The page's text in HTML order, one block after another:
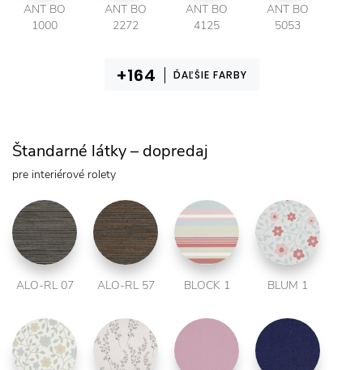
ANT BO
1000
ANT BO
2272
ANT BO
4125
ANT BO
5053
ĎAĽŠIE FARBY
Štandarné látky – dopredaj
pre interiérové rolety
ALO-RL 07 ALO-RL 57 BLOCK 1 BLUM 1